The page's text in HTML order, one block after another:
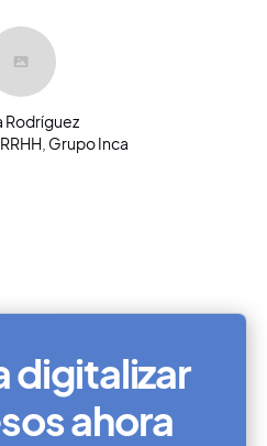
Rodríguez
Grupo Inca
digitalizar
ahora